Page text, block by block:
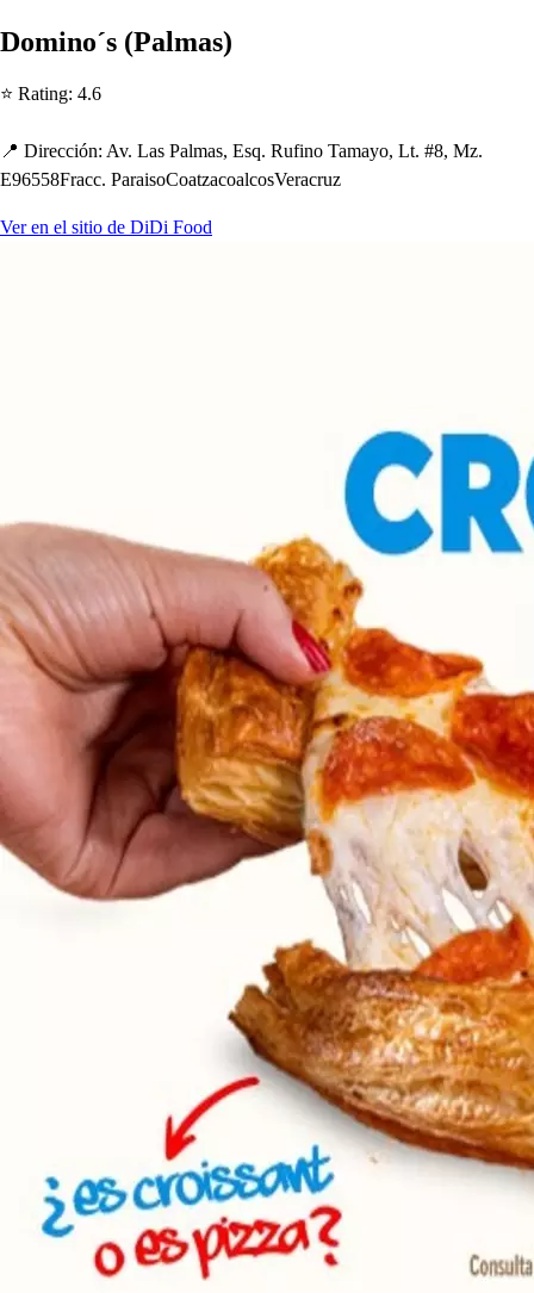
Domino´s (Palmas)
⭐ Rating: 4.6
📍 Dirección: Av. Las Palmas, Esq. Rufino Tamayo, Lt. #8, Mz.
E96558Fracc. ParaisoCoatzacoalcosVeracruz
Ver en el sitio de DiDi Food